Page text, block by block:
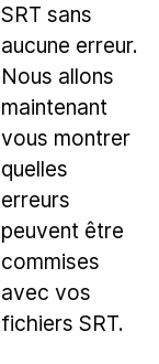
SRT sans
aucune erreur.
Nous allons
maintenant
vous montrer
quelles
erreurs
peuvent être
commises
avec vos
fichiers SRT.